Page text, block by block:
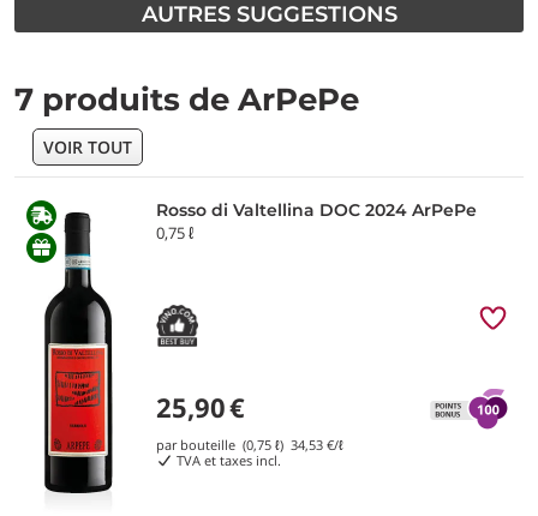
AUTRES SUGGESTIONS
7 produits de ArPePe
VOIR TOUT
Rosso di Valtellina DOC 2024 ArPePe
0,75 ℓ
25,90€
par bouteille (0,75 ℓ) 34,53 €/ℓ
TVA et taxes incl.